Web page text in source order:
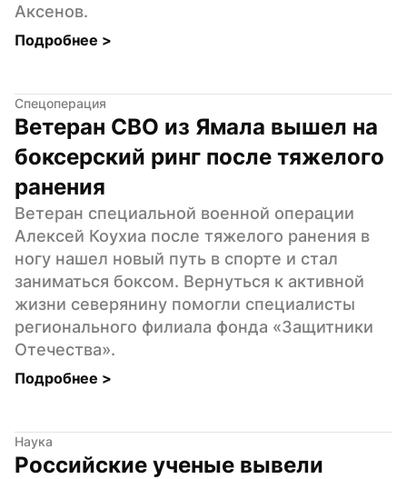
Аксенов.
Подробнее >
Спецоперация
Ветеран СВО из Ямала вышел на
боксерский ринг после тяжелого
ранения
Ветеран специальной военной операции
Алексей Коухиа после тяжелого ранения в
ногу нашел новый путь в спорте и стал
заниматься боксом. Вернуться к активной
жизни северянину помогли специалисты
регионального филиала фонда «Защитники
Отечества».
Подробнее >
Наука
Российские ученые вывели